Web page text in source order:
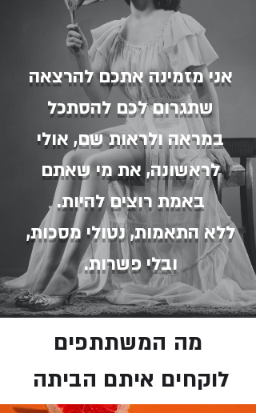
אני מזמינה אתכם להרצאה
שתגרום לכם להסתכל
במראה ולראות שם, אולי
לראשונה, את מי שאתם
באמת רוצים להיות.
ללא התאמות, נטולי מסכות,
ובלי פשרות.
מה המשתתפים
לוקחים איתם הביתה